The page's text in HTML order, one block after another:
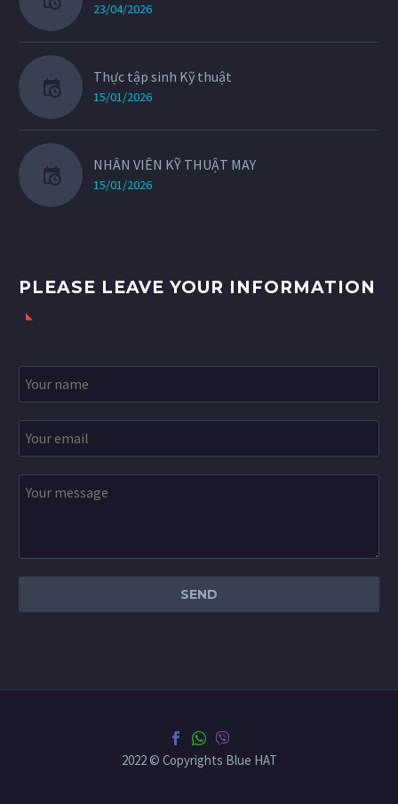
23/04/2026
Thực tập sinh Kỹ thuật
15/01/2026
NHÂN VIÊN KỸ THUẬT MAY
15/01/2026
PLEASE LEAVE YOUR INFORMATION
2022 © Copyrights Blue HAT